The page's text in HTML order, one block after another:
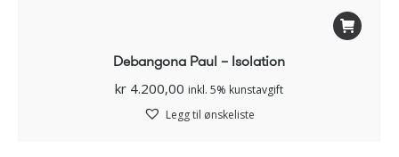
Debangona Paul – Isolation
kr 4.200,00 inkl. 5% kunstavgift
Legg til ønskeliste